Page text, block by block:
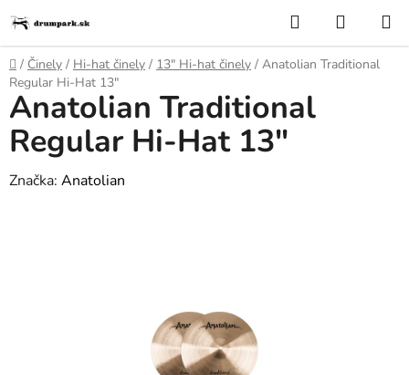
na
obsah
Hľadať
KOŠÍK
Domov
/ Činely / Hi-hat činely / 13″ Hi-hat či­ne­ly / Anatolian Traditional
Regular Hi-Hat 13"
Anatolian Traditional
Regular Hi-Hat 13"
Značka: Anatolian